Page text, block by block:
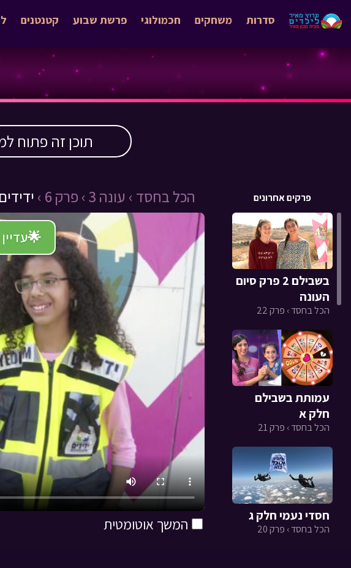
קטנטנים פרשת שבוע חכמולוגי משחקים סדרות
תוכן זה פתוח
הכל בחסד › עונה 3 › פרק 6 › פרקים אחרונים
🌟
המשך אוטומטית
בשבילם 2 פרק סיום
העונה
הכל בחסד › פרק 22
עמותת בשבילם
חלק א
הכל בחסד › פרק 21
חסדי נעמי חלק ג
הכל בחסד › פרק 20